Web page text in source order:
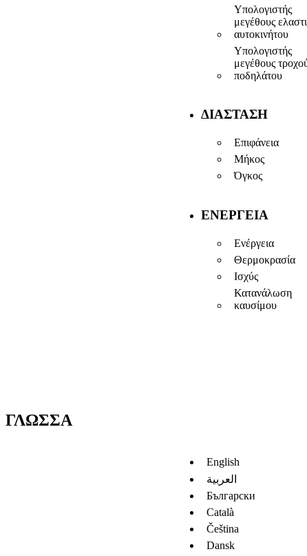
Υπολογιστής
μεγέθους
αυτοκινήτου
Υπολογιστής
μεγέθους
ποδηλάτου
ΔΙΆΣΤΑΣΗ
Επιφάνεια
Μήκος
Όγκος
ΕΝΈΡΓΕΙΑ
Ενέργεια
Θερμοκρασία
Ισχύς
Κατανάλωση
καυσίμου
ΓΛΏΣΣΑ
English
العربية
Български
Català
Čeština
Dansk